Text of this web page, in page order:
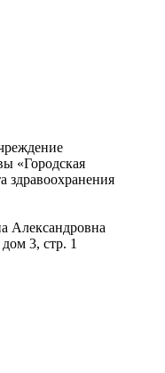
«Городская
Александровна
3, стр. 1